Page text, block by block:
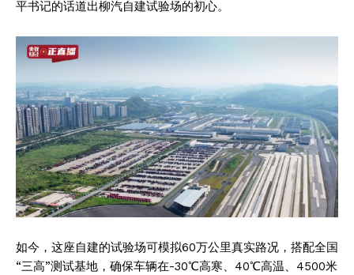
平书记的话道出柳汽自建试验场的初心。
如今，这座自建的试验场可模拟60万公里真实路况，搭配全国
“三高”测试基地，确保车辆在-30℃高寒、40℃高温、4500米